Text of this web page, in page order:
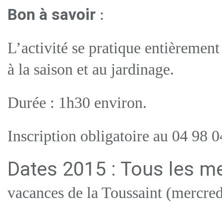
Bon à savoir :
L’activité se pratique
à la saison et au jardinage.
Durée : 1h30 environ.
Inscription obligatoire au 04 98
Dates 2015 : Tous les
vacances de la Toussaint